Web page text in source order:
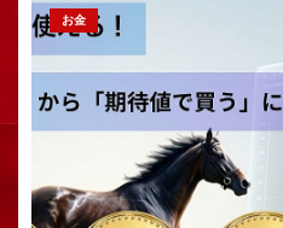
お金